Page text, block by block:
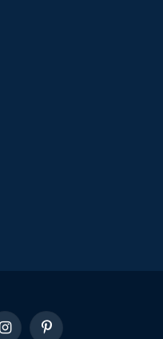
InstagramPinterest